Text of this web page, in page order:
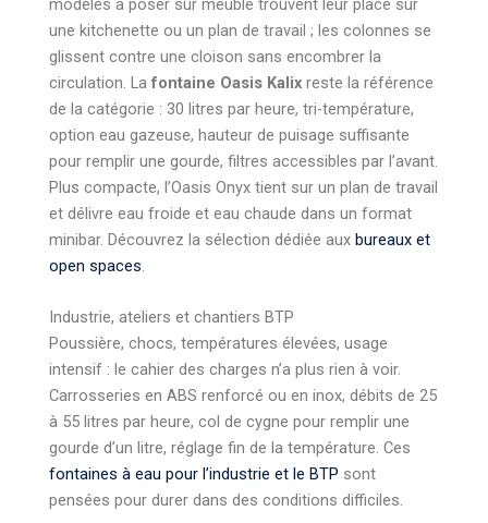
modèles à poser sur meuble trouvent leur place sur
une kitchenette ou un plan de travail ; les colonnes se
glissent contre une cloison sans encombrer la
circulation. La fontaine Oasis Kalix reste la référence
de la catégorie : 30 litres par heure, tri-température,
option eau gazeuse, hauteur de puisage suffisante
pour remplir une gourde, filtres accessibles par l’avant.
Plus compacte, l’Oasis Onyx tient sur un plan de travail
et délivre eau froide et eau chaude dans un format
minibar. Découvrez la sélection dédiée aux bureaux et
open spaces.
Industrie, ateliers et chantiers BTP
Poussière, chocs, températures élevées, usage
intensif : le cahier des charges n’a plus rien à voir.
Carrosseries en ABS renforcé ou en inox, débits de 25
à 55 litres par heure, col de cygne pour remplir une
gourde d’un litre, réglage fin de la température. Ces
fontaines à eau pour l’industrie et le BTP sont
pensées pour durer dans des conditions difficiles.